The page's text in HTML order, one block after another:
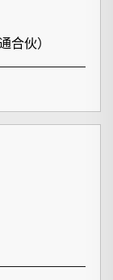
合伙）